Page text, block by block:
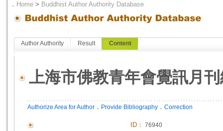
． Home > Buddhist Author Authority Database
Author Authority Result Content
上海市佛教青年會覺訊月
Authorize Area for Author ． Provide Bibliography ． Correction
ID ： 76940